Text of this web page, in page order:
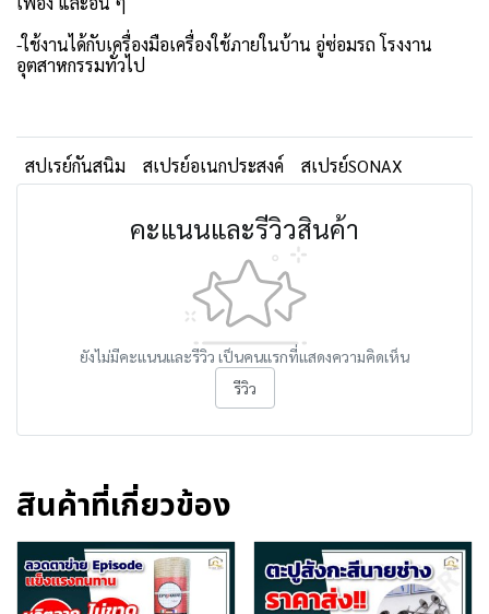
-ใช้งานได้กับเครื่องมือเครื่องใช้ภายในบ้าน อู่ซ่อมรถ โรงงาน
อุตสาหกรรมทั่วไป
สปเรย์กันสนิม สเปรย์อเนกประสงค์ สเปรย์SONAX
คะแนนและรีวิวสินค้า
ยังไม่มีคะแนนและรีวิว เป็นคนแรกที่แสดงความคิดเห็น
รีวิว
สินค้าที่เกี่ยวข้อง